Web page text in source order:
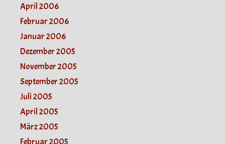
April 2006
Februar 2006
Januar 2006
Dezember 2005
November 2005
September 2005
Juli 2005
April 2005
März 2005
Februar 2005